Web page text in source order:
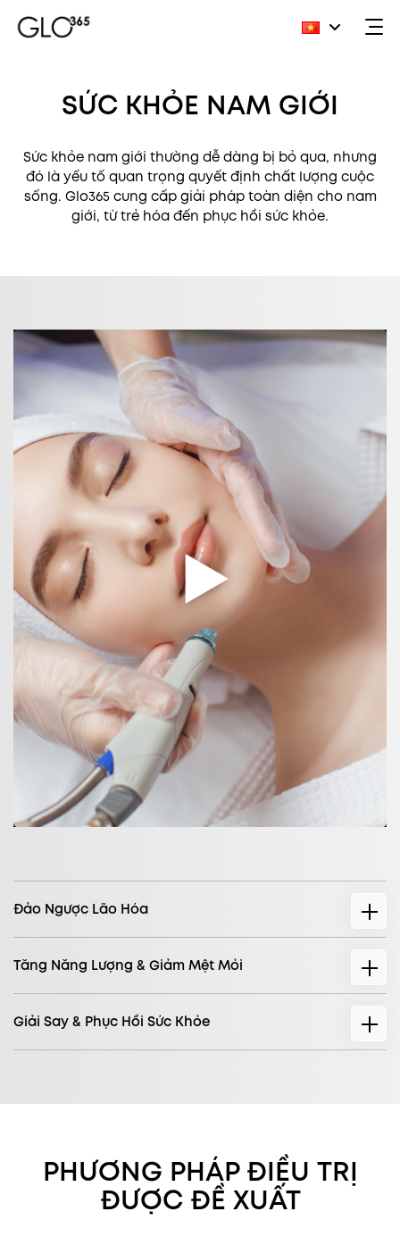
SỨC KHỎE NAM GIỚI
Sức khỏe nam giới thường dễ dàng bị bỏ qua, nhưng
đó là yếu tố quan trọng quyết định chất lượng cuộc
sống. Glo365 cung cấp giải pháp toàn diện cho nam
giới, từ trẻ hóa đến phục hồi sức khỏe.
Đảo Ngược Lão Hóa
Tăng Năng Lượng & Giảm Mệt Mỏi
Giải Say & Phục Hồi Sức Khỏe
PHƯƠNG PHÁP ĐIỀU TRỊ
ĐƯỢC ĐỀ XUẤT